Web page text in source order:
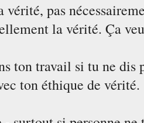
vérité, pas
la vérité. Ça
ton travail si tu ne
ton éthique de vérité.